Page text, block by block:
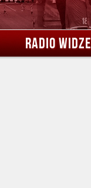
RADIO